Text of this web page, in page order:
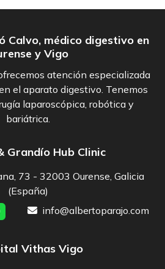
Calvo, médico digestivo en
y Vigo
atención especializada
el aparato digestivo. Tenemos
laparoscópica, robótica y
bariátrica.
Grandío Hub Clinic
73 - 32003 Ourense, Galicia
(España)
info@albertoparajo.com
Vithas Vigo